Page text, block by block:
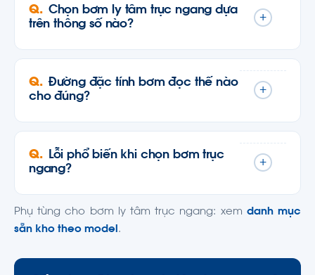
Chọn bơm ly tâm trục ngang dựa
trên thông số nào?
+
Đường đặc tính bơm đọc thế nào
cho đúng?
+
Lỗi phổ biến khi chọn bơm trục
ngang?
+
Phụ tùng cho bơm ly tâm trục ngang: xem danh mục
sẵn kho theo model .